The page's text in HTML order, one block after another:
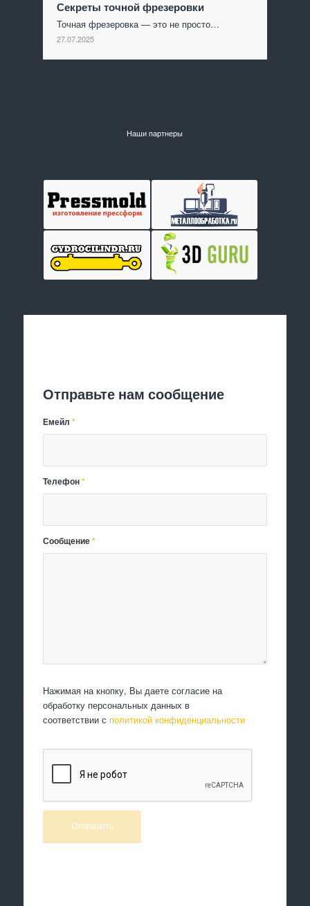
Секреты точной фрезеровки
Точная фрезеровка — это не просто…
27.07.2025
Наши партнеры
Отправьте нам сообщение
Емейл*
Телефон*
Сообщение*
Нажимая на кнопку, Вы даете согласие на
обработку персональных данных в
соответствии с политикой конфиденциальности